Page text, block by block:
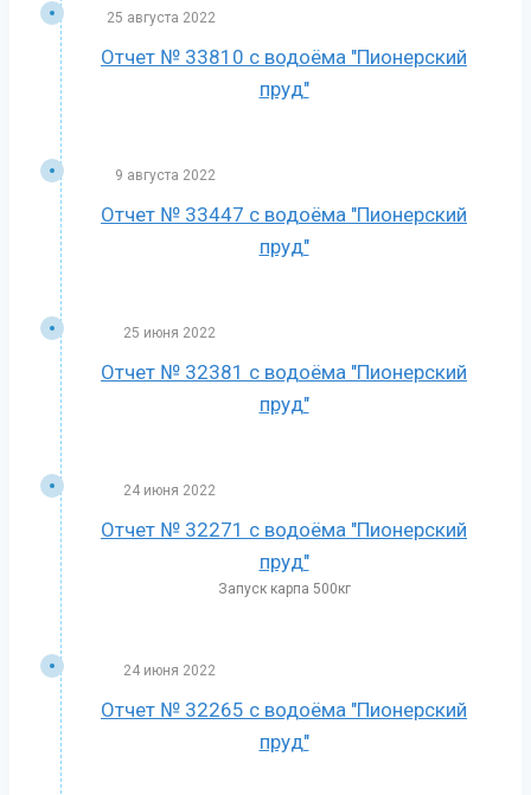
25 августа 2022
Отчет № 33810 с водоёма "Пионерский
пруд"
9 августа 2022
Отчет № 33447 с водоёма "Пионерский
пруд"
25 июня 2022
Отчет № 32381 с водоёма "Пионерский
пруд"
24 июня 2022
Отчет № 32271 с водоёма "Пионерский
пруд"
Запуск карпа 500кг
24 июня 2022
Отчет № 32265 с водоёма "Пионерский
пруд"